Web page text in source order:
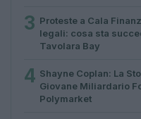
3 Proteste a Cala
legali: cosa sta
Tavolara Bay
4 Shayne Coplan: La
Giovane Miliardario
Polymarket